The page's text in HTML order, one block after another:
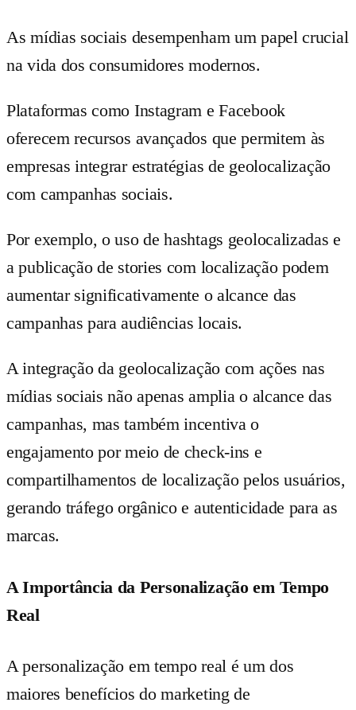
As mídias sociais desempenham um papel crucial
na vida dos consumidores modernos.
Plataformas como Instagram e Facebook
oferecem recursos avançados que permitem às
empresas integrar estratégias de geolocalização
com campanhas sociais.
Por exemplo, o uso de hashtags geolocalizadas e
a publicação de stories com localização podem
aumentar significativamente o alcance das
campanhas para audiências locais.
A integração da geolocalização com ações nas
mídias sociais não apenas amplia o alcance das
campanhas, mas também incentiva o
engajamento por meio de check-ins e
compartilhamentos de localização pelos usuários,
gerando tráfego orgânico e autenticidade para as
marcas.
A Importância da Personalização em Tempo
Real
A personalização em tempo real é um dos
maiores benefícios do marketing de